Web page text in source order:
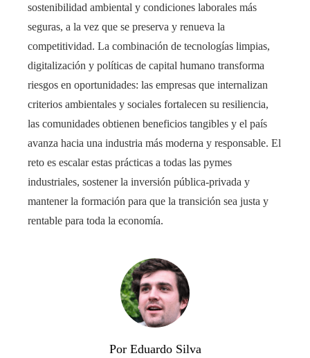
sostenibilidad ambiental y condiciones laborales más
seguras, a la vez que se preserva y renueva la
competitividad. La combinación de tecnologías limpias,
digitalización y políticas de capital humano transforma
riesgos en oportunidades: las empresas que internalizan
criterios ambientales y sociales fortalecen su resiliencia,
las comunidades obtienen beneficios tangibles y el país
avanza hacia una industria más moderna y responsable. El
reto es escalar estas prácticas a todas las pymes
industriales, sostener la inversión pública-privada y
mantener la formación para que la transición sea justa y
rentable para toda la economía.
Por Eduardo Silva